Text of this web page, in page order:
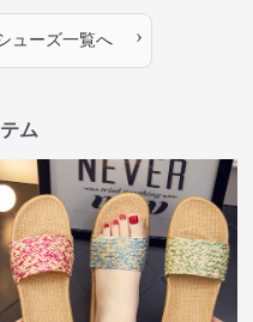
ューズ一覧へ ›
ム